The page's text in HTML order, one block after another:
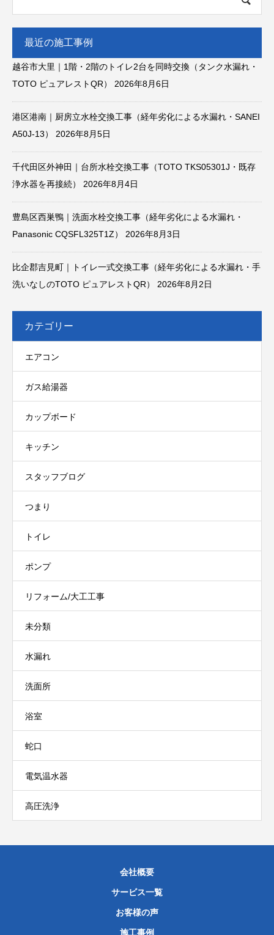
最近の施工事例
越谷市大里｜1階・2階のトイレ2台を同時交換（タンク水漏れ・
TOTO ピュアレストQR）
2026年8月6日
港区港南｜厨房立水栓交換工事（経年劣化による水漏れ・SANEI
A50J-13）
2026年8月5日
千代田区外神田｜台所水栓交換工事（TOTO TKS05301J・既存
浄水器を再接続）
2026年8月4日
豊島区西巣鴨｜洗面水栓交換工事（経年劣化による水漏れ・
Panasonic CQSFL325T1Z）
2026年8月3日
比企郡吉見町｜トイレ一式交換工事（経年劣化による水漏れ・手
洗いなしのTOTO ピュアレストQR）
2026年8月2日
カテゴリー
エアコン
ガス給湯器
カップボード
キッチン
スタッフブログ
つまり
トイレ
ポンプ
リフォーム/大工工事
未分類
水漏れ
洗面所
浴室
蛇口
電気温水器
高圧洗浄
会社概要
サービス一覧
お客様の声
施工事例